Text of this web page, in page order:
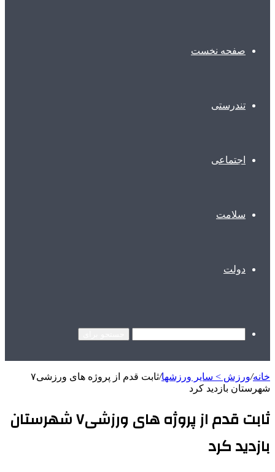
صفحه نخست
تندرستی
اجتماعی
سلامت
دولت
خانه/ورزش > سایر ورزشها/
ثابت قدم از پروژه های ورزشی٧
شهرستان بازدید کرد
ثابت قدم از پروژه های ورزشی٧ شهرستان
بازدید کرد